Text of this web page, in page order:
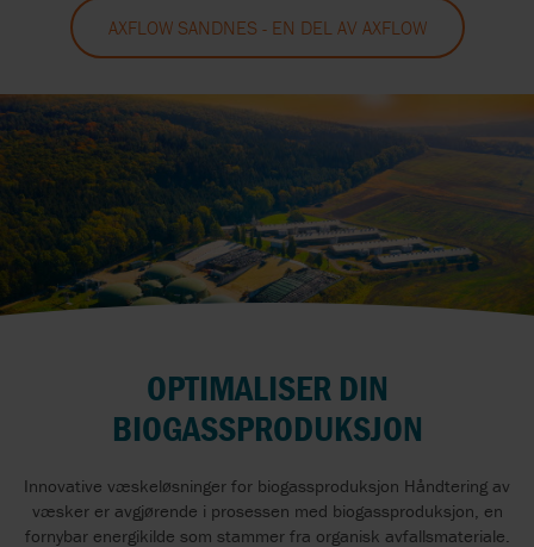
AXFLOW SANDNES - EN DEL AV AXFLOW
OPTIMALISER DIN
BIOGASSPRODUKSJON
Innovative væskeløsninger for biogassproduksjon Håndtering av
væsker er avgjørende i prosessen med biogassproduksjon, en
fornybar energikilde som stammer fra organisk avfallsmateriale.